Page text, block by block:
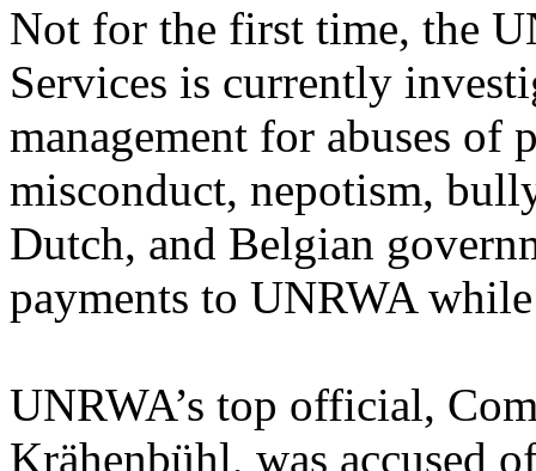
Not for the first time, the
Services is currently
management for abuses of
misconduct, nepotism,
Dutch, and Belgian
payments to UNRWA
UNRWA’s top official,
Krähenbühl, was accused